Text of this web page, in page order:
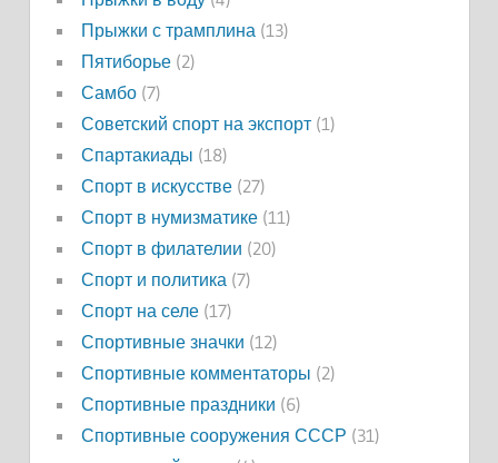
Прыжки с трамплина (13)
Пятиборье(2)
Самбо(7)
Советский спорт на экспорт(1)
Спартакиады (18)
Спорт в искусстве(27)
Спорт в нумизматике(11)
Спорт в филателии (20)
Спорт и политика (7)
Спорт на селе(17)
Спортивные значки (12)
Спортивные комментаторы (2)
Спортивные праздники (6)
Спортивные сооружения СССР (31)